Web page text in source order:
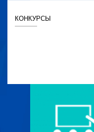
КОНКУРСЫ